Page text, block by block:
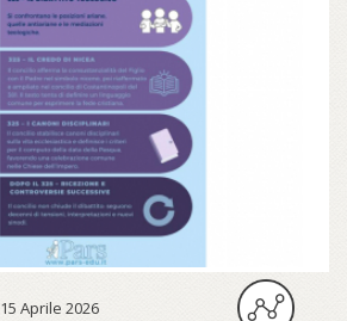
15 Aprile 2026